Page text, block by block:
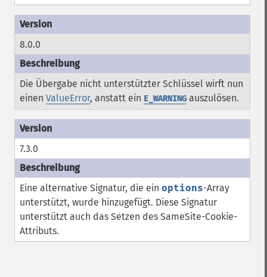
8.0.0
Die Übergabe nicht unterstützter Schlüssel wirft nun
einen ValueError, anstatt ein E_WARNING auszulösen.
7.3.0
Eine alternative Signatur, die ein options-Array
unterstützt, wurde hinzugefügt. Diese Signatur
unterstützt auch das Setzen des SameSite-Cookie-
Attributs.